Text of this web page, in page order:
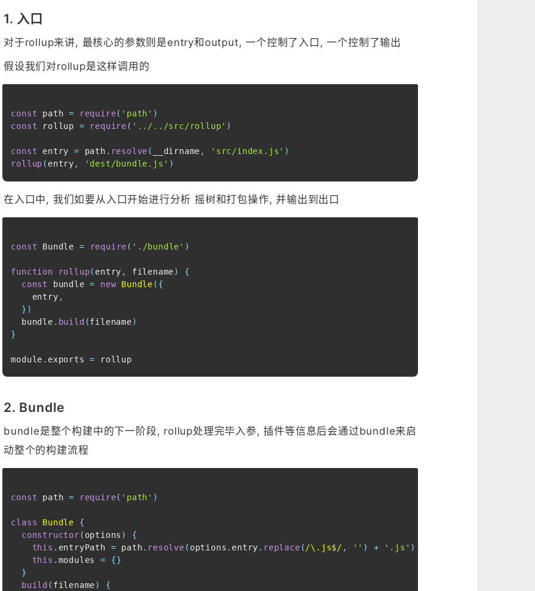
1. 入口
对于rollup来讲, 最核心的参数则是entry和output, 一个控制了入口, 一个控制了输出
假设我们对rollup是这样调用的
const path = require( 'path' )
const rollup = require ( '../../src/rollup' )
const entry = path . resolve ( __dirname , 'src/index.js' )
rollup ( entry , 'dest/bundle.js' )
在入口中, 我们如要从入口开始进行分析 摇树和打包操作, 并输出到出口
const Bundle = require ( './bundle' )
function rollup( entry , filename)
{
const
bundle = new Bundle ( {
    entry
,
} )
  bundle
. build (filename)
}
module . exports = rollup
2. Bundle
bundle是整个构建中的下一阶段, rollup处理完毕入参, 插件等信息后会通过bundle来启
动整个的构建流程
const path = require( 'path' )
class Bundle
{
constructor ( options )
{
this . entryPath = path. resolve ( options . entry . replace ( /\.js$/ , '' ) + '.js' )
this . modules = {}
}
build ( filename)
{